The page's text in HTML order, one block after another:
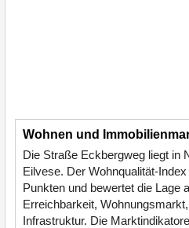
Wohnen und
Die Straße Eckbergweg liegt in
Eilvese. Der Wohnqualität-
Punkten und bewertet die Lage
Erreichbarkeit,
Infrastruktur. Die